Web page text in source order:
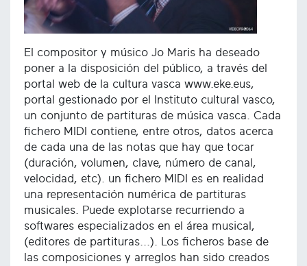
El compositor y músico Jo Maris ha deseado
poner a la disposición del público, a través del
portal web de la cultura vasca www.eke.eus,
portal gestionado por el Instituto cultural vasco,
un conjunto de partituras de música vasca. Cada
fichero MIDI contiene, entre otros, datos acerca
de cada una de las notas que hay que tocar
(duración, volumen, clave, número de canal,
velocidad, etc). un fichero MIDI es en realidad
una representación numérica de partituras
musicales. Puede explotarse recurriendo a
softwares especializados en el área musical,
(editores de partituras...). Los ficheros base de
las composiciones y arreglos han sido creados